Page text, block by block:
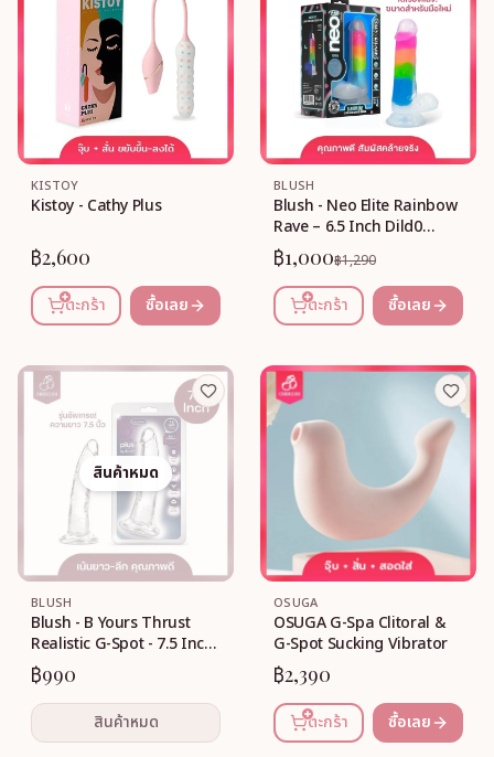
KISTOY
Kistoy - Cathy Plus
฿2,600
ตะกร้า ซื้อเลย
BLUSH
Blush - Neo Elite Rainbow
Rave – 6.5 Inch Dild0
(Rainbow)
฿1,000฿1,290
ตะกร้า ซื้อเลย
สินค้าหมด
BLUSH
Blush - B Yours Thrust
Realistic G-Spot - 7.5 Inch
(clear)
฿990
สินค้าหมด
OSUGA
OSUGA G-Spa Clitoral &
G-Spot Sucking Vibrator
฿2,390
ตะกร้า ซื้อเลย